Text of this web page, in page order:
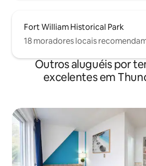
Fort William Historical Park
18 moradores locais
Outros aluguéis por
excelentes em